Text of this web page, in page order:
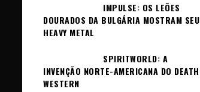
IMPULSE: OS LEÕES
DOURADOS DA BULGÁRIA MOSTRAM SEU
HEAVY METAL
SPIRITWORLD: A
INVENÇÃO NORTE-AMERICANA DO DEATH
WESTERN